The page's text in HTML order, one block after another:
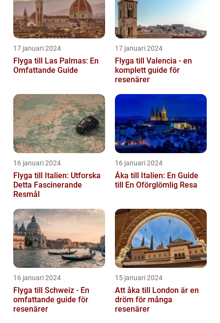
17 januari 2024
Flyga till Las Palmas: En
Omfattande Guide
17 januari 2024
Flyga till Valencia - en
komplett guide för
resenärer
16 januari 2024
Flyga till Italien: Utforska
Detta Fascinerande
Resmål
16 januari 2024
Åka till Italien: En Guide
till En Oförglömlig Resa
16 januari 2024
Flyga till Schweiz - En
omfattande guide för
resenärer
15 januari 2024
Att åka till London är en
dröm för många
resenärer